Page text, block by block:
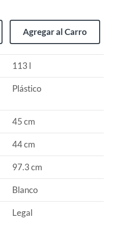
Agregar al Carro
113 l
Plástico
45 cm
44 cm
97.3 cm
Blanco
Legal